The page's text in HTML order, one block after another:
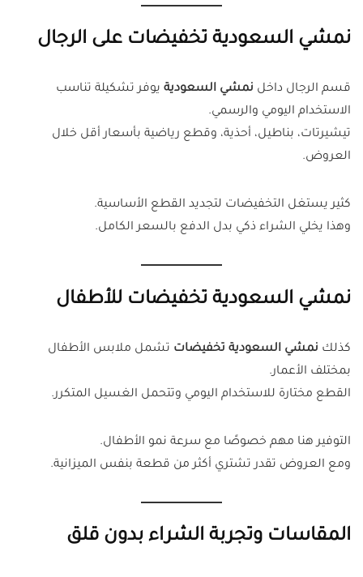
نمشي السعودية تخفيضات على الرجال
قسم الرجال داخل نمشي السعودية يوفر تشكيلة تناسب
الاستخدام اليومي والرسمي.
تيشيرتات، بناطيل، أحذية، وقطع رياضية بأسعار أقل خلال
العروض.
كثير يستغل التخفيضات لتجديد القطع الأساسية.
وهذا يخلي الشراء ذكي بدل الدفع بالسعر الكامل.
نمشي السعودية تخفيضات للأطفال
كذلك نمشي السعودية تخفيضات تشمل ملابس الأطفال
بمختلف الأعمار.
القطع مختارة للاستخدام اليومي وتتحمل الغسيل المتكرر.
التوفير هنا مهم خصوصًا مع سرعة نمو الأطفال.
ومع العروض تقدر تشتري أكثر من قطعة بنفس الميزانية.
المقاسات وتجربة الشراء بدون قلق